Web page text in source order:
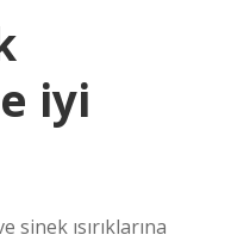
iyi
sinek ısırıklarına